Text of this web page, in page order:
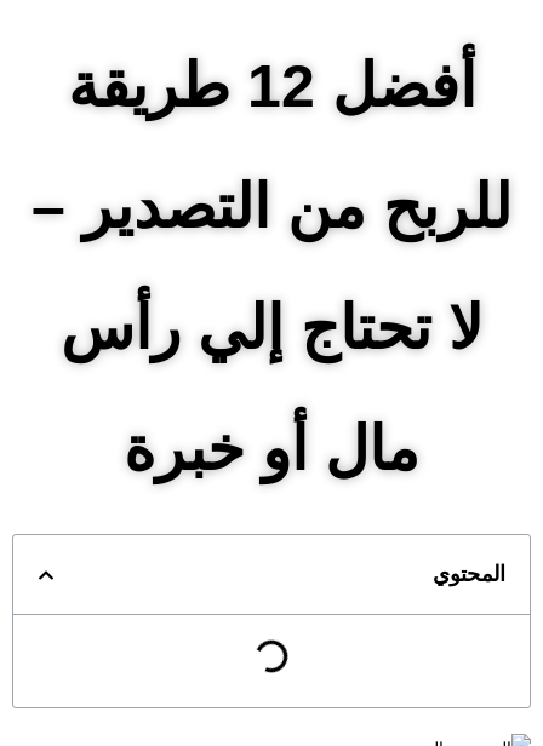
أفضل 12 طريقة
للربح من التصدير –
لا تحتاج إلي رأس
مال أو خبرة
المحتوي